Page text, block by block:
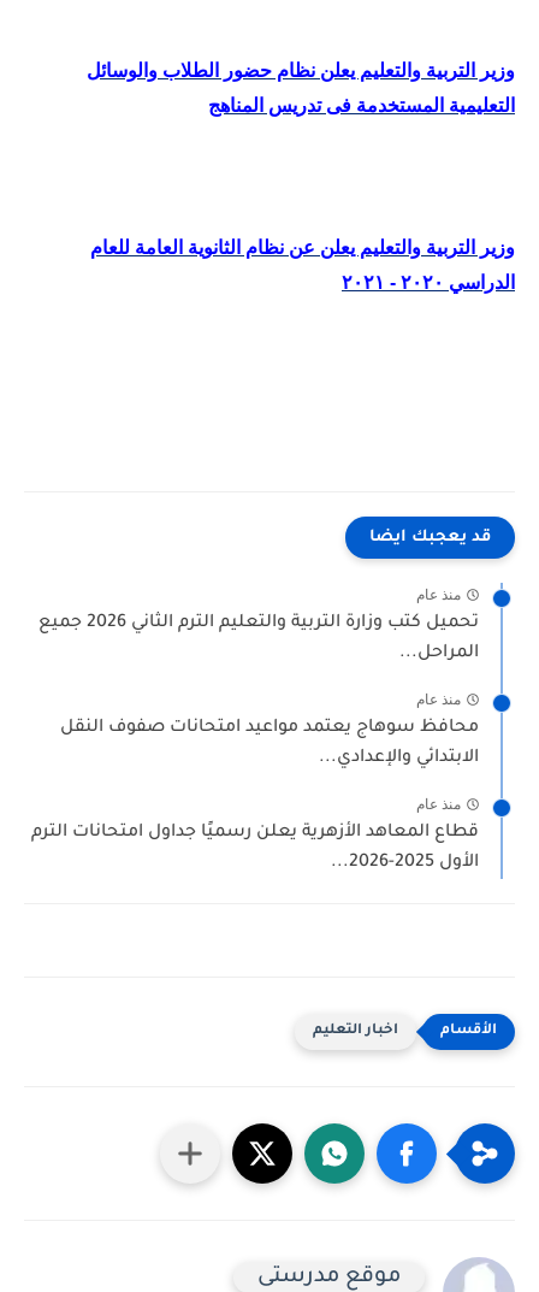
وزير التربية والتعليم يعلن نظام حضور الطلاب والوسائل
التعليمية المستخدمة فى تدريس المناهج
وزير التربية والتعليم يعلن عن نظام الثانوية العامة للعام
الدراسي ٢٠٢٠ - ٢٠٢١
قد يعجبك ايضا
منذ عام
تحميل كتب وزارة التربية والتعليم الترم الثاني 2026 جميع
المراحل...
منذ عام
محافظ سوهاج يعتمد مواعيد امتحانات صفوف النقل
الابتدائي والإعدادي...
منذ عام
قطاع المعاهد الأزهرية يعلن رسميًا جداول امتحانات الترم
الأول 2025-2026...
اخبار التعليم
موقع مدرستى